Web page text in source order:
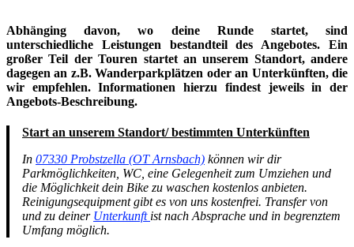
Abhänging davon, wo deine Runde startet, sind
unterschiedliche Leistungen bestandteil des Angebotes. Ein
großer Teil der Touren startet an unserem Standort, andere
dagegen an z.B. Wanderparkplätzen oder an Unterkünften, die
wir empfehlen. Informationen hierzu findest jeweils in der
Angebots-Beschreibung.
Start an unserem Standort/ bestimmten Unterkünften
In 07330 Probstzella (OT Arnsbach) können wir dir
Parkmöglichkeiten, WC, eine Gelegenheit zum Umziehen und
die Möglichkeit dein Bike zu waschen kostenlos anbieten.
Reinigungsequipment gibt es von uns kostenfrei. Transfer von
und zu deiner Unterkunft ist nach Absprache und in begrenztem
Umfang möglich.